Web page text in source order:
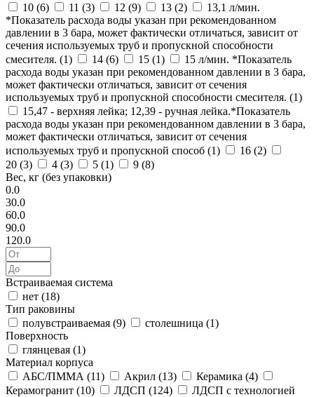
10 (6) 11 (3) 12 (9) 13 (2)
13,1 л/мин.
*Показатель расхода воды указан при рекомендованном
давлении в 3 бара, может фактически отличаться, зависит от
сечения используемых труб и пропускной способности
смесителя. (1) 14 (6) 15 (1)
15 л/мин. *Показатель
расхода воды указан при рекомендованном давлении в 3 бара,
может фактически отличаться, зависит от сечения
используемых труб и пропускной способности смесителя. (1)
15,47 - верхняя лейка; 12,39 - ручная лейка.*Показатель
расхода воды указан при рекомендованном давлении в 3 бара,
может фактически отличаться, зависит от сечения
используемых труб и пропускной способ (1) 16 (2)
20 (3) 4 (3) 5 (1) 9 (8)
Вес, кг (без упаковки)
0.0
30.0
60.0
90.0
120.0
Встраиваемая система
нет (18)
Тип раковины
полувстраиваемая (9) столешница (1)
Поверхность
глянцевая (1)
Материал корпуса
АБС/ПММА (11) Акрил (13) Керамика (4)
Керамогранит (10) ЛДСП (124)
ЛДСП с технологией